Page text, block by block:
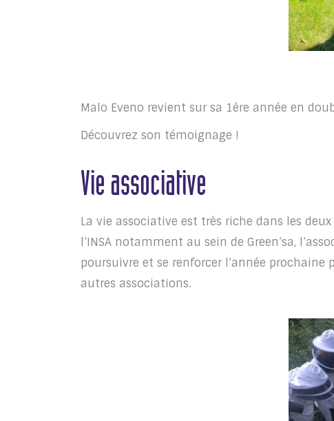
Malo Eveno revient sur sa 1ère année en
Découvrez son témoignage !
Vie associative
La vie associative est très riche dans les
l’INSA notamment au sein de Green’sa,
poursuivre et se renforcer l’année
autres associations.